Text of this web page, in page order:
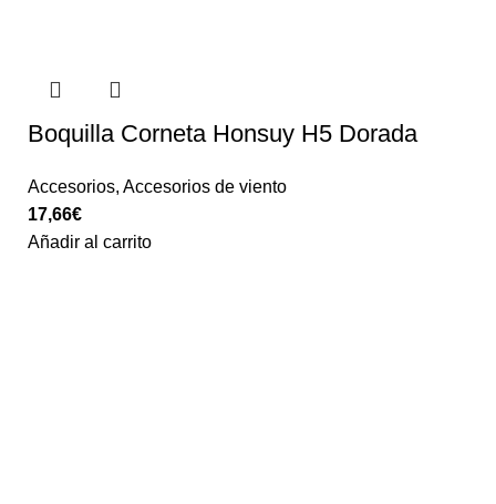
Boquilla Corneta Honsuy H5 Dorada
Accesorios,Accesorios de viento
17,66€
Añadir al carrito